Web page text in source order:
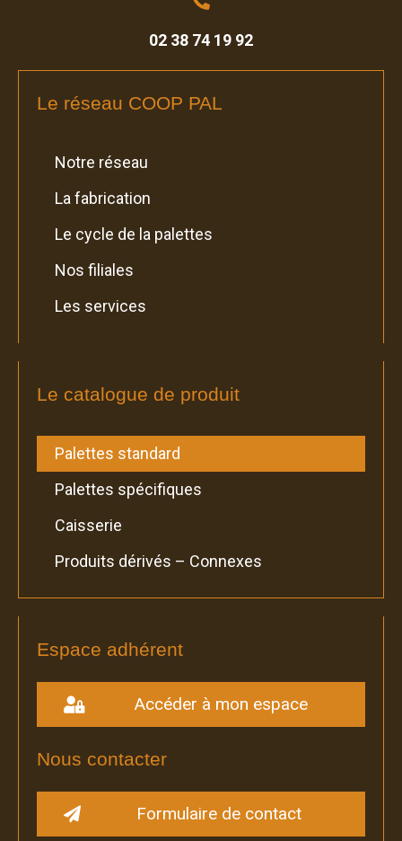
02 38 74 19 92
Le réseau COOP PAL
Notre réseau
La fabrication
Le cycle de la palettes
Nos filiales
Les services
Le catalogue de produit
Palettes standard
Palettes spécifiques
Caisserie
Produits dérivés – Connexes
Espace adhérent
Accéder à mon espace
Nous contacter
Formulaire de contact